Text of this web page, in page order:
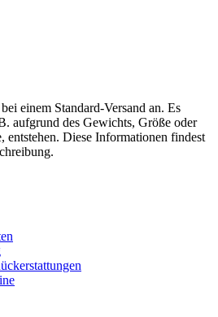
einem Standard-Versand an. Es
aufgrund des Gewichts, Größe oder
entstehen. Diese Informationen findest